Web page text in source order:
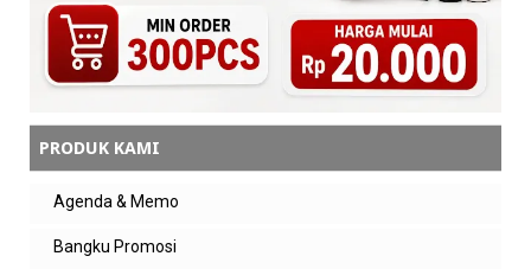
PRODUK KAMI
Agenda & Memo
Bangku Promosi